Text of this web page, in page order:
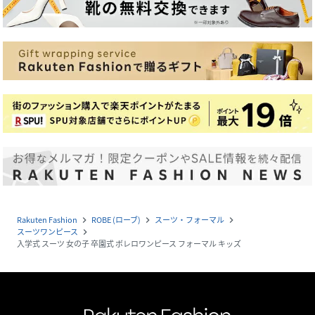
Rakuten Fashion navigate_next ROBE (ローブ) navigate_next スーツ・フォーマル navigate_next
スーツワンピース navigate_next
入学式 スーツ 女の子 卒園式 ボレロワンピース フォーマル キッズ